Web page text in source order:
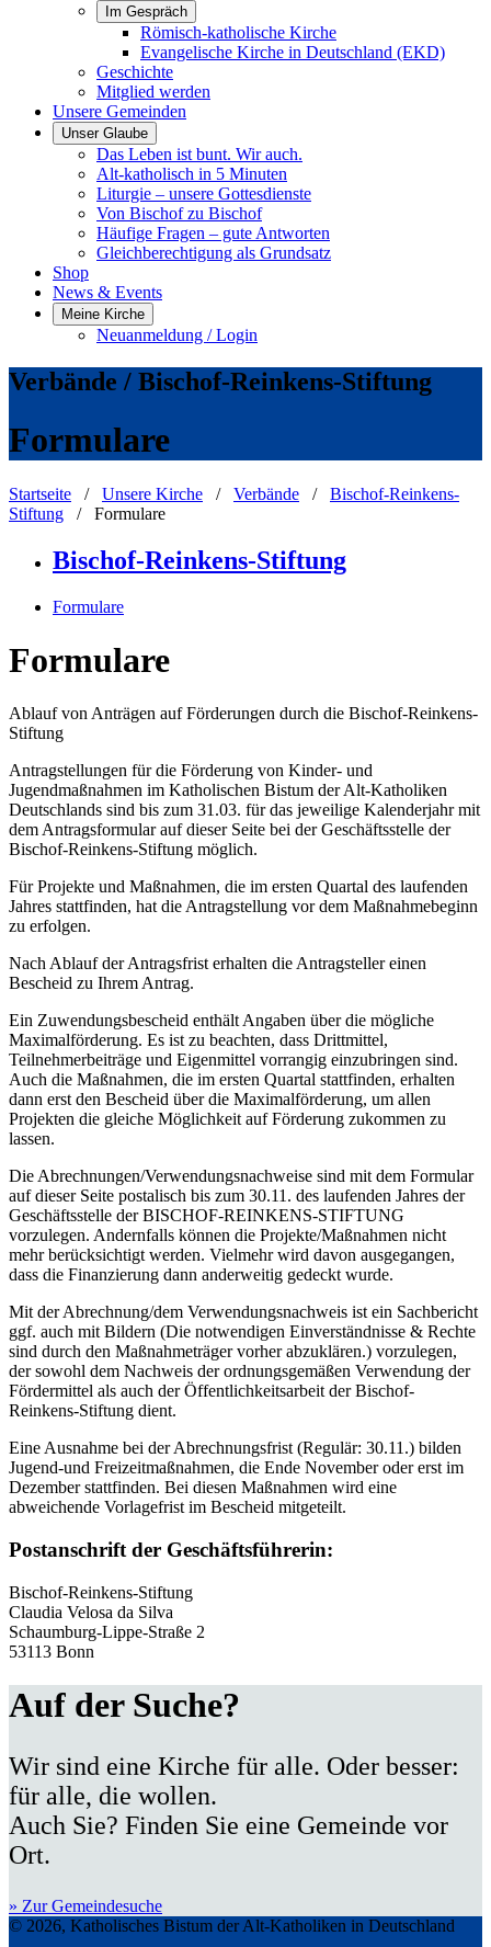
Im Gespräch
Römisch-katholische Kirche
Evangelische Kirche in Deutschland (EKD)
Geschichte
Mitglied werden
Unsere Gemeinden
Unser Glaube
Das Leben ist bunt. Wir auch.
Alt-katholisch in 5 Minuten
Liturgie – unsere Gottesdienste
Von Bischof zu Bischof
Häufige Fragen – gute Antworten
Gleichberechtigung als Grundsatz
Shop
News & Events
Meine Kirche
Neuanmeldung / Login
Verbände / Bischof-Reinkens-Stiftung
Formulare
Startseite / Unsere Kirche / Verbände / Bischof-Reinkens-
Stiftung / Formulare
Bischof-Reinkens-Stiftung
Formulare
Formulare
Ablauf von Anträgen auf Förderungen durch die Bischof-Reinkens-
Stiftung
Antragstellungen für die Förderung von Kinder- und
Jugendmaßnahmen im Katholischen Bistum der Alt-Katholiken
Deutschlands sind bis zum 31.03. für das jeweilige Kalenderjahr mit
dem Antragsformular auf dieser Seite bei der Geschäftsstelle der
Bischof-Reinkens-Stiftung möglich.
Für Projekte und Maßnahmen, die im ersten Quartal des laufenden
Jahres stattfinden, hat die Antragstellung vor dem Maßnahmebeginn
zu erfolgen.
Nach Ablauf der Antragsfrist erhalten die Antragsteller einen
Bescheid zu Ihrem Antrag.
Ein Zuwendungsbescheid enthält Angaben über die mögliche
Maximalförderung. Es ist zu beachten, dass Drittmittel,
Teilnehmerbeiträge und Eigenmittel vorrangig einzubringen sind.
Auch die Maßnahmen, die im ersten Quartal stattfinden, erhalten
dann erst den Bescheid über die Maximalförderung, um allen
Projekten die gleiche Möglichkeit auf Förderung zukommen zu
lassen.
Die Abrechnungen/Verwendungsnachweise sind mit dem Formular
auf dieser Seite postalisch bis zum 30.11. des laufenden Jahres der
Geschäftsstelle der BISCHOF-REINKENS-STIFTUNG
vorzulegen. Andernfalls können die Projekte/Maßnahmen nicht
mehr berücksichtigt werden. Vielmehr wird davon ausgegangen,
dass die Finanzierung dann anderweitig gedeckt wurde.
Mit der Abrechnung/dem Verwendungsnachweis ist ein Sachbericht
ggf. auch mit Bildern (Die notwendigen Einverständnisse & Rechte
sind durch den Maßnahmeträger vorher abzuklären.) vorzulegen,
der sowohl dem Nachweis der ordnungsgemäßen Verwendung der
Fördermittel als auch der Öffentlichkeitsarbeit der Bischof-
Reinkens-Stiftung dient.
Eine Ausnahme bei der Abrechnungsfrist (Regulär: 30.11.) bilden
Jugend-und Freizeitmaßnahmen, die Ende November oder erst im
Dezember stattfinden. Bei diesen Maßnahmen wird eine
abweichende Vorlagefrist im Bescheid mitgeteilt.
Postanschrift der Geschäftsführerin:
Bischof-Reinkens-Stiftung
Claudia Velosa da Silva
Schaumburg-Lippe-Straße 2
53113 Bonn
Auf der Suche?
Wir sind eine Kirche für alle. Oder besser:
für alle, die wollen.
Auch Sie? Finden Sie eine Gemeinde vor
Ort.
» Zur Gemeindesuche
© 2026, Katholisches Bistum der Alt-Katholiken in Deutschland